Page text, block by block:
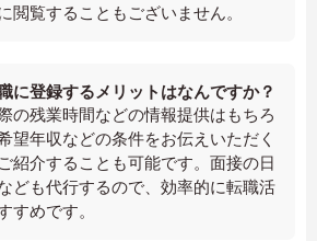
閲覧することもございません。
に登録するメリットはなんですか？
の残業時間などの情報提供はもちろ
望年収などの条件をお伝えいただく
紹介することも可能です。面接の日
ども代行するので、効率的に転職活
すめです。